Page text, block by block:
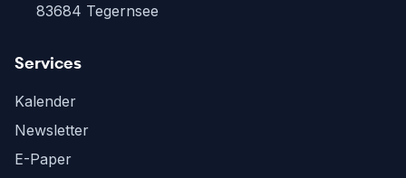
83684 Tegernsee
Services
Kalender
Newsletter
E-Paper